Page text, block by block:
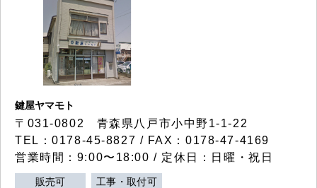
鍵屋ヤマモト
〒031-0802 青森県八戸市小中野1-1-22
TEL：0178-45-8827 / FAX：0178-47-4169
営業時間：9:00〜18:00 / 定休日：日曜・祝日
販売可 工事・取付可